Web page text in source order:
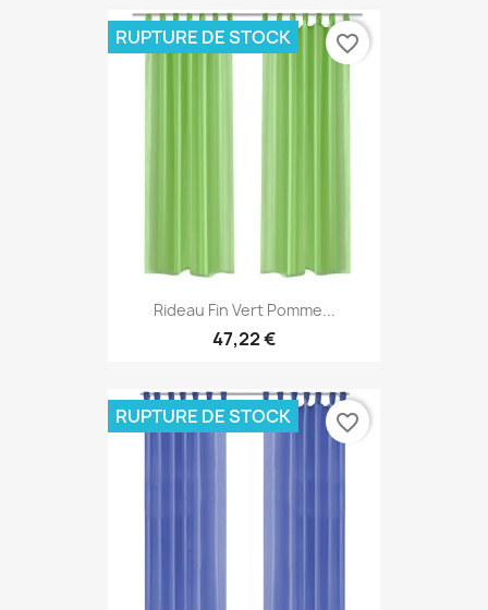
Rideau Fin Vert Pomme...
47,22 €
RUPTURE DE STOCK favorite_border
RUPTURE DE STOCK favorite_border